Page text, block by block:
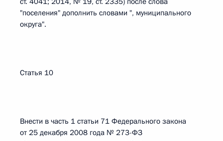
"поселения" дополнить словами ", муниципального
округа".
Статья 10
Внести в часть 1 статьи 71 Федерального закона
от 25 декабря 2008 года № 273-ФЗ